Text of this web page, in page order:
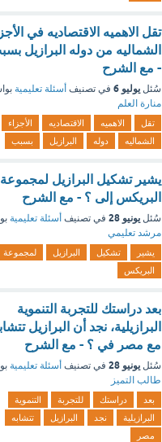
تقل الاهميه الاقتصاديه في
الشماليه من دوله البرازيل
- مع الشرح
سُئل يوليو 6 في تصنيف أسئلة تعليمية
منارة العلم
تقل الاهميه الاقتصاديه
الأجزاء
الشماليه
دوله البرازيل بسبب
يشير تشكيل البرازيل لمجموعة
البريكس إلى ؟ - مع الشرح
سُئل يونيو 28 في تصنيف أسئلة تعليمية
مرشد تعليمي
يشير تشكيل البرازيل
لمجموعة
البريكس
بعد دراستك للتجربة التنموية
البرازيلية، نجد أن البرازيل
مع مصر في ؟ - مع الشرح
سُئل يونيو 28 في تصنيف أسئلة تعليمية
طالب التميز
بعد دراستك للتجربة
التنموية
البرازيلية
نجد البرازيل
تتشابه
مصر